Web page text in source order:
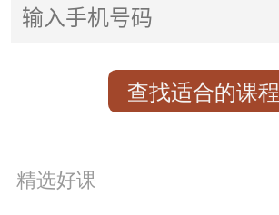
查找适合的课程
精选好课